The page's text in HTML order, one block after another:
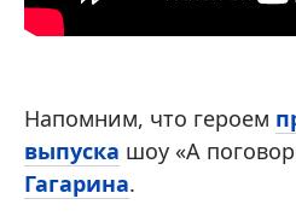
Напомним, что героем
выпуска шоу «А
Гагарина.